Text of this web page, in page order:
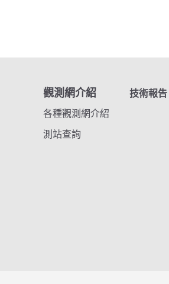
觀測網介紹
各種觀測網介紹
測站查詢
技術報告